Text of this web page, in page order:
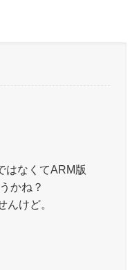
はなくてARM版
かね？
んけど。